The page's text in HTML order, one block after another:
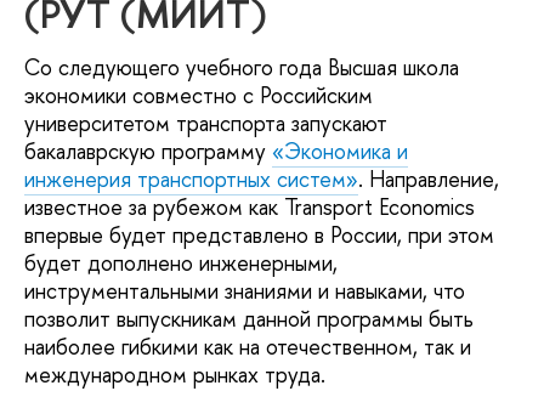
(РУТ (МИИТ)
Со следующего учебного года Высшая школа
экономики совместно с Российским
университетом транспорта запускают
бакалаврскую программу «Экономика и
инженерия транспортных систем». Направление,
известное за рубежом как Transport Economics
впервые будет представлено в России, при этом
будет дополнено инженерными,
инструментальными знаниями и навыками, что
позволит выпускникам данной программы быть
наиболее гибкими как на отечественном, так и
международном рынках труда.